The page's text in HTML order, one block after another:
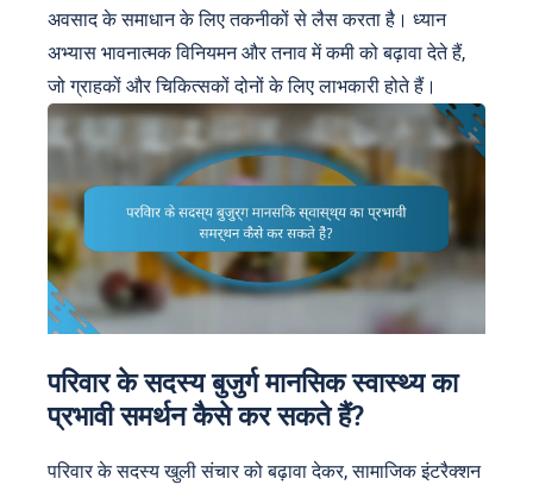
अवसाद के समाधान के लिए तकनीकों से लैस करता है। ध्यान
अभ्यास भावनात्मक विनियमन और तनाव में कमी को बढ़ावा देते हैं,
जो ग्राहकों और चिकित्सकों दोनों के लिए लाभकारी होते हैं।
परिवार के सदस्य बुजुर्ग मानसिक स्वास्थ्य का
प्रभावी समर्थन कैसे कर सकते हैं?
परिवार के सदस्य खुली संचार को बढ़ावा देकर, सामाजिक इंटरैक्शन